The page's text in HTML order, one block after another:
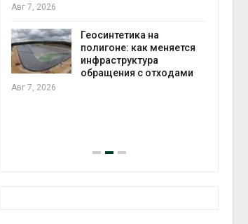
Авг 7, 2026
Геосинтетика на
полигоне: как меняется
инфраструктура
обращения с отходами
Авг 7, 2026